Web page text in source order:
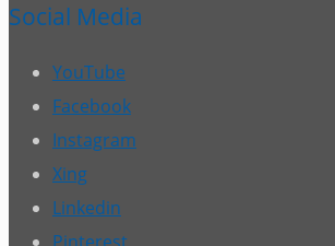
Social Media
YouTube
Facebook
Instagram
Xing
Linkedin